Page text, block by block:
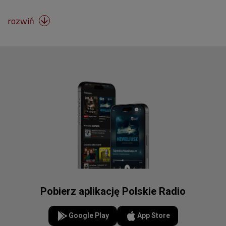
rozwiń 
Pobierz aplikację Polskie Radio
Google Play App Store